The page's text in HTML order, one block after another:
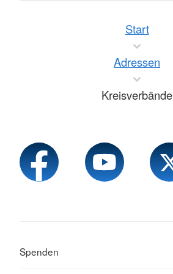
Start
Adressen
Kreisverbände
Spenden